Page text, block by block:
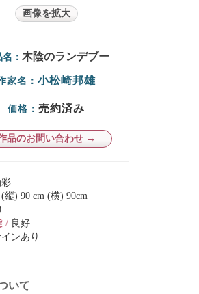
画像を拡大
： 木陰のランデブー
家名： 小松崎邦雄
価格： 売約済み
品のお問い合わせ →
(縦) 90 cm (横) 90cm
/ 良好
ンあり
いて